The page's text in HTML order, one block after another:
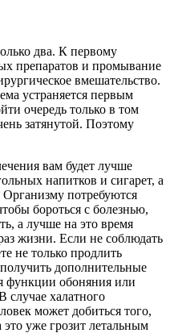
два. К первому
препаратов и промывание
вмешательство.
устраняется первым
очередь только в том
затянутой. Поэтому
вам будет лучше
напитков и сигарет, а
потребуются
бороться с болезнью,
а лучше на это время
жизни. Если не соблюдать
не только продлить
дополнительные
функции обоняния или
случае халатного
может добиться того,
уже грозит летальным